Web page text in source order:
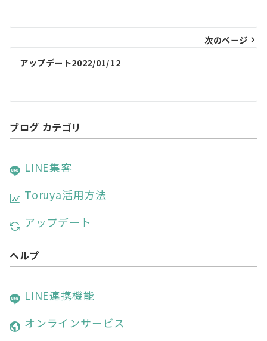
ナ
ビ
ゲ
シ
ョ
ン
次のページ
アップデート2022/01/12
ブログ カテゴリ
LINE集客
Toruya活用方法
アップデート
ヘルプ
LINE連携機能
オンラインサービス